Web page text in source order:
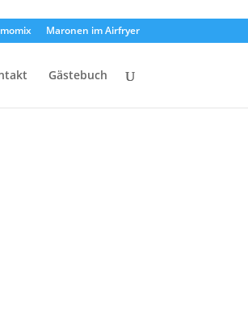
Maronen im Airfryer
Gästebuch